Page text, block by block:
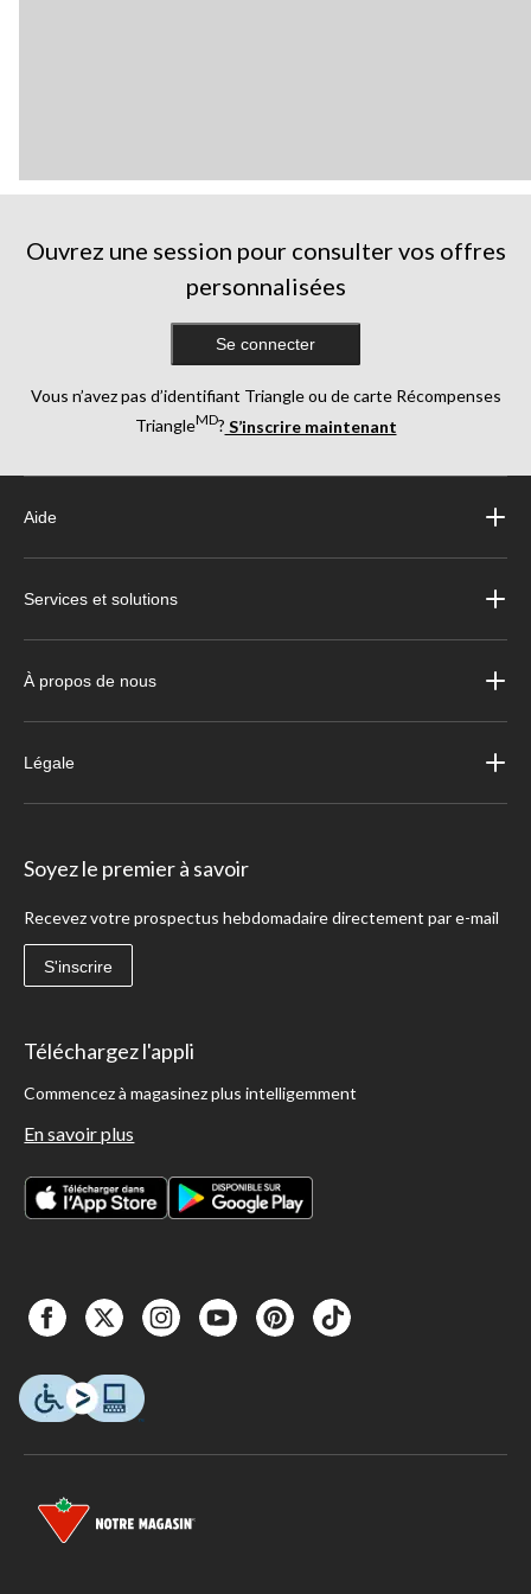
Ouvrez une session pour consulter vos offres
personnalisées
Se connecter
Vous n’avez pas d’identifiant Triangle ou de carte Récompenses
TriangleMD? S’inscrire maintenant
Aide
Services et solutions
À propos de nous
Légale
Soyez le premier à savoir
Recevez votre prospectus hebdomadaire directement par e-mail
S'inscrire
Téléchargez l'appli
Commencez à magasinez plus intelligemment
En savoir plus